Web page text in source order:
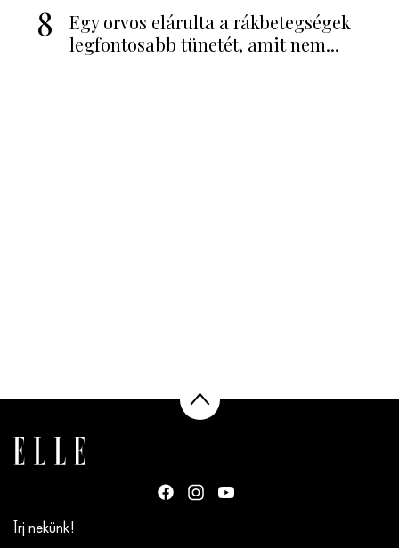
8
Egy orvos elárulta a rákbetegségek
legfontosabb tünetét, amit nem...
Írj nekünk!